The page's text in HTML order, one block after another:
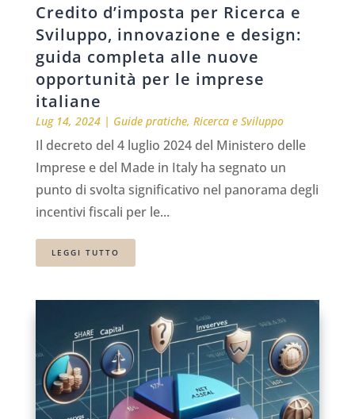
Credito d’imposta per Ricerca e
Sviluppo, innovazione e design:
guida completa alle nuove
opportunità per le imprese
italiane
Lug 14, 2024| Guide pratiche, Ricerca e Sviluppo
Il decreto del 4 luglio 2024 del Ministero delle
Imprese e del Made in Italy ha segnato un
punto di svolta significativo nel panorama degli
incentivi fiscali per le...
LEGGI TUTTO